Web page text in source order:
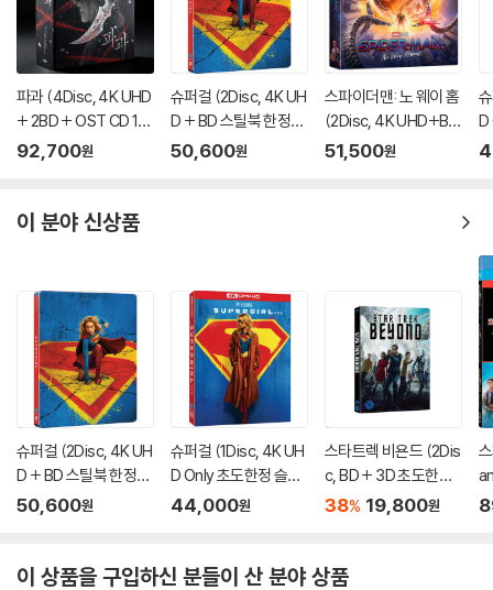
파과 (4Disc, 4K UHD
+ 2BD + OST CD 15
00장 한정 스틸북 한정
92,700원
슈퍼걸 (2Disc, 4K UH
D + BD 스틸북 한정
판) (펀치) : 블루레이
50,600원
스파이더맨: 노 웨이 홈
(2Disc, 4K UHD+BD
렌티큘러 풀슬립 B1 스
51,500원
D
이 분야 신상품
슈퍼걸 (2Disc, 4K UH
D + BD 스틸북 한정
판) (펀치) : 블루레이
50,600원
슈퍼걸 (1Disc, 4K UH
D Only 초도한정 슬립
케이스) : 블루레이
44,000원
스타트렉 비욘드 (2Dis
c, BD + 3D 초도한정
오링 케이스) : 블루레
38% 19,800원
이 상품을 구입하신 분들이 산 분야 상품